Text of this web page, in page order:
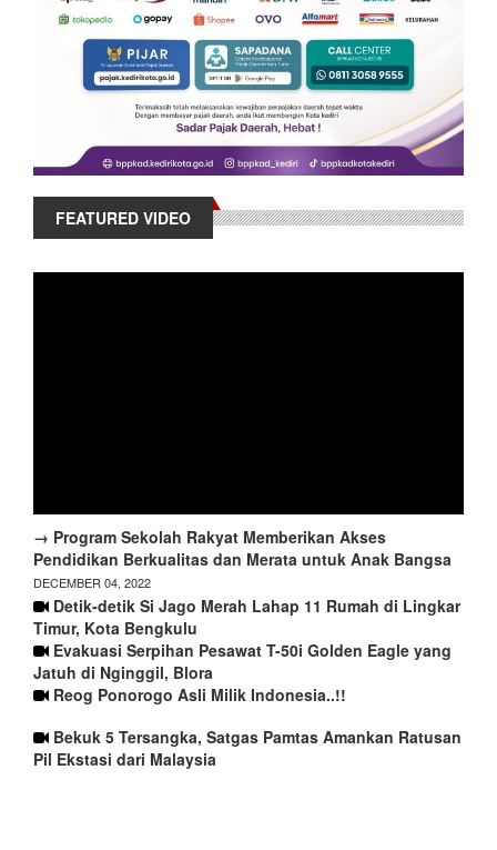
FEATURED VIDEO
→ Program Sekolah Rakyat Memberikan Akses
Pendidikan Berkualitas dan Merata untuk Anak Bangsa
DECEMBER 04, 2022
Detik-detik Si Jago Merah Lahap 11 Rumah di Lingkar
Timur, Kota Bengkulu
Evakuasi Serpihan Pesawat T-50i Golden Eagle yang
Jatuh di Nginggil, Blora
Reog Ponorogo Asli Milik Indonesia..!!
Bekuk 5 Tersangka, Satgas Pamtas Amankan Ratusan
Pil Ekstasi dari Malaysia